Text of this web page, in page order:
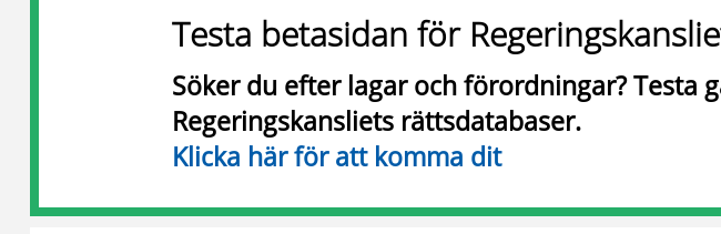
Testa betasidan för
Söker du efter lagar och förordningar?
Regeringskansliets rättsdatabaser.
Klicka här för att komma dit